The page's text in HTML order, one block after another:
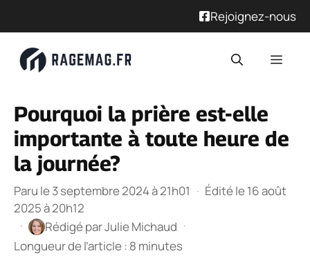
Rejoignez-nous
Pourquoi la prière est-elle
importante à toute heure de
la journée?
Paru le 3 septembre 2024 à 21h01 · Édité le 16 août
2025 à 20h12
·
Rédigé parJulie Michaud ·
Longueur de l’article : 8 minutes